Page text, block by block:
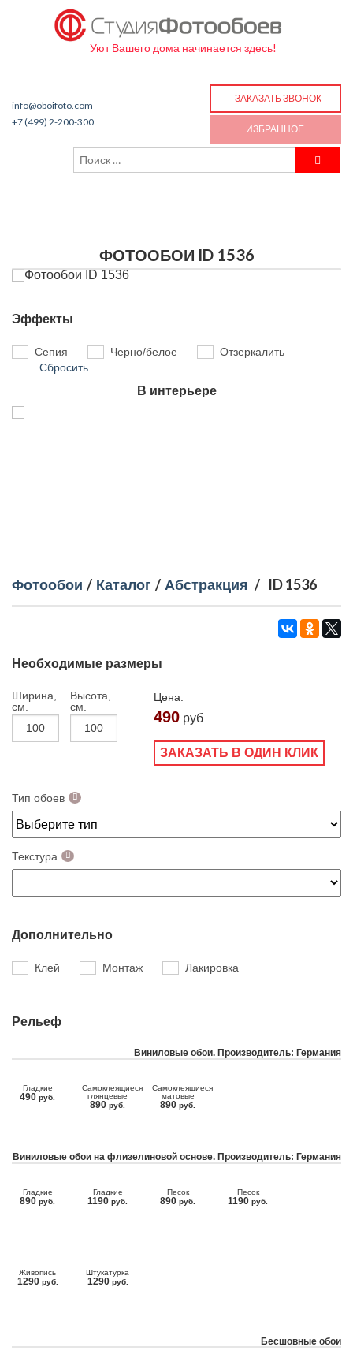
Уют Вашего дома начинается здесь!
info@oboifoto.com
+7 (499) 2-200-300
ЗАКАЗАТЬ ЗВОНОК
ИЗБРАННОЕ
ФОТООБОИ ID 1536
Эффекты
Сепия Черно/белое
Отзеркалить
Сбросить
В интерьере
Фотообои / Каталог / Абстракция / ID 1536
Необходимые размеры
Ширина,
см.
Высота,
см.
Цена:
490 руб
ЗАКАЗАТЬ В ОДИН КЛИК
Тип обоев
Текстура
Дополнительно
Клей Монтаж Лакировка
Рельеф
Виниловые обои. Производитель: Германия
Гладкие
490 руб.
Самоклеящиеся
глянцевые
890 руб.
Самоклеящиеся
матовые
890 руб.
Виниловые обои на флизелиновой основе. Производитель: Германия
Гладкие
890 руб.
Гладкие
1190 руб.
Песок
890 руб.
Песок
1190 руб.
Живопись
1290 руб.
Штукатурка
1290 руб.
Бесшовные обои